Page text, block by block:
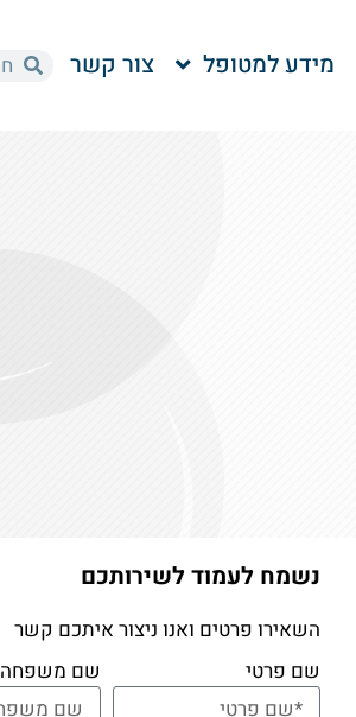
מידע למטופל צור קשר
נשמח לעמוד לשירותכם
השאירו פרטים ואנו ניצור איתכם קשר
שם פרטי
שם משפחה